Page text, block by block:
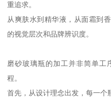
重追求。
从爽肤水到精华液，从面霜到
的视觉层次和品牌辨识度。
磨砂玻璃瓶的加工并非简单工
程。
首先，从设计理念出发，每一个